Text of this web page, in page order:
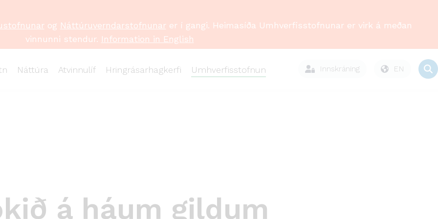
Náttúra Atvinnulíf Hringrásarhagkerfi Umhverfisstofnun Innskráning EN
og Náttúruverndarstofnunarer í gangi. Heimasíða Umhverfisstofnunar er virk á meðan
vinnunni stendur. Information in English
á háum gildum